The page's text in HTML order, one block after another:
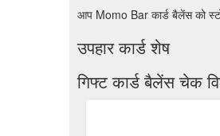
आप Momo Bar कार्ड बैलेंस को
उपहार कार्ड शेष
गिफ्ट कार्ड बैलेंस चेक